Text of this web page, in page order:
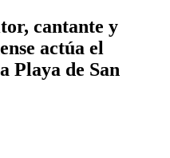
cantante y
actúa el
Playa de San